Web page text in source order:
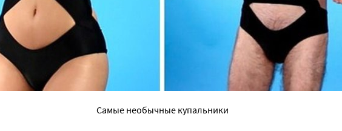
Самые необычные купальники